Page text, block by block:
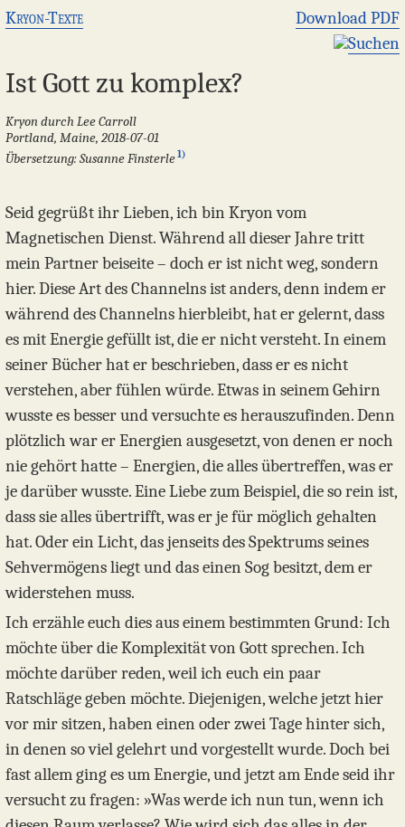
Kryon-Texte
Download PDF
Suchen
Ist Gott zu komplex?
Kryon durch Lee Carroll
Portland, Maine, 2018-07-01
Übersetzung: Susanne Finsterle1)
Seid gegrüßt ihr Lieben, ich bin Kryon vom
Magnetischen Dienst. Während all dieser Jahre tritt
mein Partner beiseite – doch er ist nicht weg, sondern
hier. Diese Art des Channelns ist anders, denn indem er
während des Channelns hierbleibt, hat er gelernt, dass
es mit Energie gefüllt ist, die er nicht versteht. In einem
seiner Bücher hat er beschrieben, dass er es nicht
verstehen, aber fühlen würde. Etwas in seinem Gehirn
wusste es besser und versuchte es herauszufinden. Denn
plötzlich war er Energien ausgesetzt, von denen er noch
nie gehört hatte – Energien, die alles übertreffen, was er
je darüber wusste. Eine Liebe zum Beispiel, die so rein ist,
dass sie alles übertrifft, was er je für möglich gehalten
hat. Oder ein Licht, das jenseits des Spektrums seines
Sehvermögens liegt und das einen Sog besitzt, dem er
widerstehen muss.
Ich erzähle euch dies aus einem bestimmten Grund: Ich
möchte über die Komplexität von Gott sprechen. Ich
möchte darüber reden, weil ich euch ein paar
Ratschläge geben möchte. Diejenigen, welche jetzt hier
vor mir sitzen, haben einen oder zwei Tage hinter sich,
in denen so viel gelehrt und vorgestellt wurde. Doch bei
fast allem ging es um Energie, und jetzt am Ende seid ihr
versucht zu fragen: »Was werde ich nun tun, wenn ich